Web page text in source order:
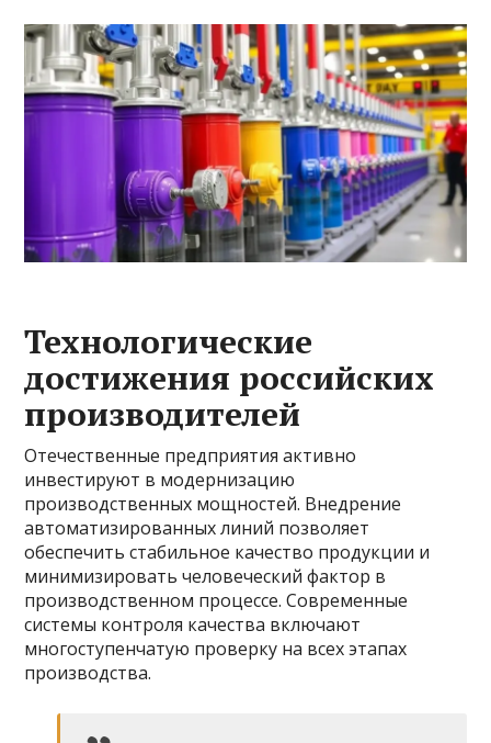
Технологические
достижения российских
производителей
Отечественные предприятия активно
инвестируют в модернизацию
производственных мощностей. Внедрение
автоматизированных линий позволяет
обеспечить стабильное качество продукции и
минимизировать человеческий фактор в
производственном процессе. Современные
системы контроля качества включают
многоступенчатую проверку на всех этапах
производства.